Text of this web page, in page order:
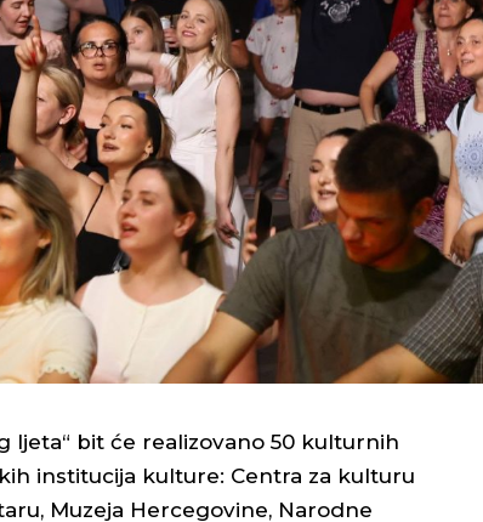
ljeta“ bit će realizovano 50 kulturnih
institucija kulture: Centra za kulturu
Muzeja Hercegovine, Narodne